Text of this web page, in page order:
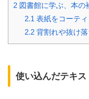
2 図書館に学ぶ、本の
2.1 表紙をコーティ
2.2背割れや抜け落
使い込んだテキス